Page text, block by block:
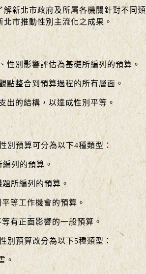
北市政府及所屬各機關針對不同類
北市推動性別主流化之成果。
性別影響評估為基礎所編列的預算。
點整合到預算過程的所有層面。
出的結構，以達成性別平等。
別預算可分為以下4種類型：
列的預算。
所編列的預算。
等工作機會的預算。
有正面影響的一般預算。
別預算改分為以下5種類型：
。